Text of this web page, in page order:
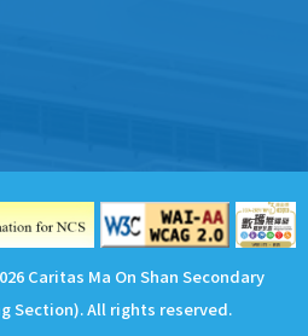
Caritas Ma On Shan Secondary
Section). All rights reserved.